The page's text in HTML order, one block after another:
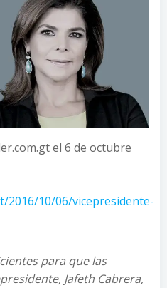
el 6 de octubre
2016/10/06/vicepresidente-
para que las
Jafeth Cabrera,